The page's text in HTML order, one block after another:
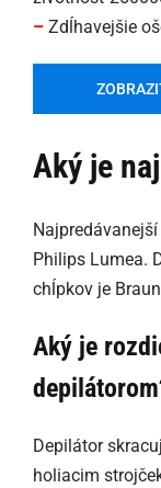
– Zdĺhavejšie
Aký je
Philips Lumea.
chĺpkov je
Aký je
Depilátor
holiacim